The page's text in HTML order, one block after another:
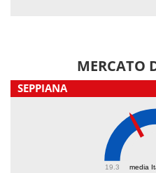
MERCATO
SEPPIANA
media
19.3